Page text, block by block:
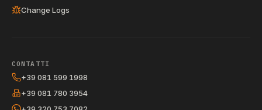
Change Logs
CONTATTI
+39 081 599 1998
+39 081 780 3954